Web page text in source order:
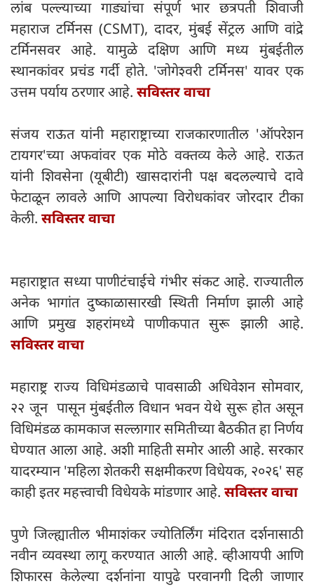
लांब पल्ल्याच्या गाड्यांचा संपूर्ण भार छत्रपती शिवाजी
महाराज टर्मिनस (CSMT), दादर, मुंबई सेंट्रल आणि वांद्रे
टर्मिनसवर आहे. यामुळे दक्षिण आणि मध्य मुंबईतील
स्थानकांवर प्रचंड गर्दी होते. 'जोगेश्वरी टर्मिनस' यावर एक
उत्तम पर्याय ठरणार आहे. सविस्तर वाचा
संजय राऊत यांनी महाराष्ट्राच्या राजकारणातील 'ऑपरेशन
टायगर'च्या अफवांवर एक मोठे वक्तव्य केले आहे. राऊत
यांनी शिवसेना (यूबीटी) खासदारांनी पक्ष बदलल्याचे दावे
फेटाळून लावले आणि आपल्या विरोधकांवर जोरदार टीका
केली. सविस्तर वाचा
महाराष्ट्रात सध्या पाणीटंचाईचे गंभीर संकट आहे. राज्यातील
अनेक भागांत दुष्काळासारखी स्थिती निर्माण झाली आहे
आणि प्रमुख शहरांमध्ये पाणीकपात सुरू झाली आहे.
सविस्तर वाचा
महाराष्ट्र राज्य विधिमंडळाचे पावसाळी अधिवेशन सोमवार,
२२ जून पासून मुंबईतील विधान भवन येथे सुरू होत असून
विधिमंडळ कामकाज सल्लागार समितीच्या बैठकीत हा निर्णय
घेण्यात आला आहे. अशी माहिती समोर आली आहे. सरकार
यादरम्यान 'महिला शेतकरी सक्षमीकरण विधेयक, २०२६' सह
काही इतर महत्त्वाची विधेयके मांडणार आहे. सविस्तर वाचा
पुणे जिल्ह्यातील भीमाशंकर ज्योतिर्लिंग मंदिरात दर्शनासाठी
नवीन व्यवस्था लागू करण्यात आली आहे. व्हीआयपी आणि
शिफारस केलेल्या दर्शनांना यापुढे परवानगी दिली जाणार